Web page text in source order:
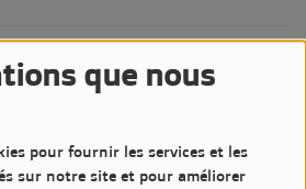
que nous
pour fournir les services et les
sur notre site et pour améliorer
POP-ROCK NEWS